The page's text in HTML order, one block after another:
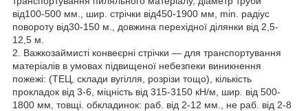
від100-500 мм., шир. стрічки від450-1900 мм, min. радіус
повороту від30-150 м., довжина перехідної ділянки від 2,5-
12,5 м.
2. Важкозаймисті конвеєрні стрічки — для транспортування
матеріалів в умовах підвищеної небезпеки виникнення
пожежі: (ТЕЦ, склади вугілля, розрізи тощо), кількість
прокладок від 3-6, міцність від 315-3150 кН/м, шир. від 500-
1800 мм, товщі. обкладинок: раб. від 2-12 мм., не раб. від 2-8